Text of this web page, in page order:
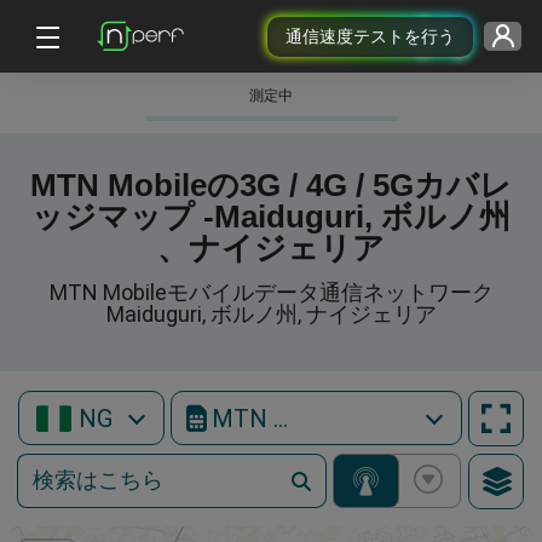
通信速度テストを行う
測定中
MTN Mobileの3G / 4G / 5Gカバレ
ッジマップ -Maiduguri, ボルノ州
、ナイジェリア
MTN Mobileモバイルデータ通信ネットワーク
Maiduguri, ボルノ州, ナイジェリア
NG MTN Mobile